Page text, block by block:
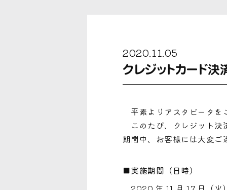
2020.11.05
クレジットカード
平素よりアスタビータを
このたび、クレジット決
期間中、お客様には大変
■実施期間（日時）